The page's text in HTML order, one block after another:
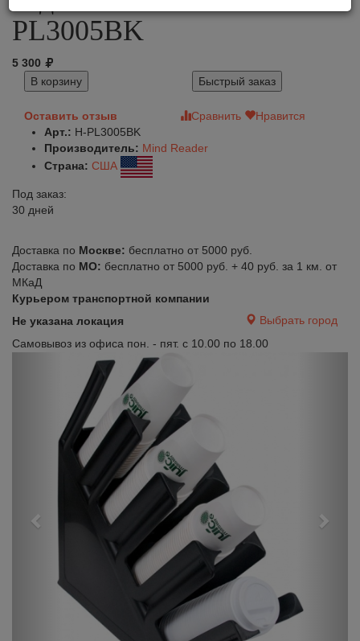
PL3005BK
5 300
В корзину
Быстрый заказ
Оставить отзыв Сравнить
Нравится
Арт.: H-PL3005BK
Производитель: Mind Reader
Страна: США
Под заказ:
30 дней
Доставка по Москве: бесплатно от 5000 руб.
Доставка по МО: бесплатно от 5000 руб. + 40 руб. за 1 км. от
МКаД
Курьером транспортной компании
Не указана локация
Выбрать город
Самовывоз из офиса пон. - пят. с 10.00 по 18.00
Previous